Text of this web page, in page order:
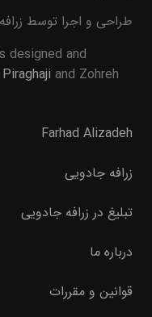
طراحی و اجرا توسط زرافه
designed and
and Zohreh
Farhad Alizadeh
زرافه جادویی
تبلیغ در زرافه جادویی
درباره ما
قوانین و مقررات